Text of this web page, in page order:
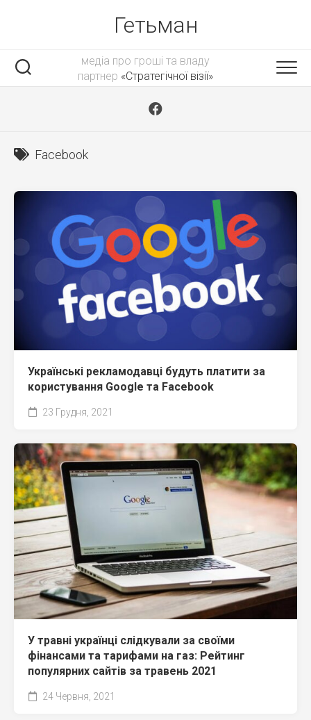
Гетьман
медіа про гроші та владу
партнер «Стратегічної візії»
Facebook
Українські рекламодавці будуть платити за
користування Google та Facebook
23 Грудня, 2021
У травні українці слідкували за своїми
фінансами та тарифами на газ: Рейтинг
популярних сайтів за травень 2021
24 Червня, 2021